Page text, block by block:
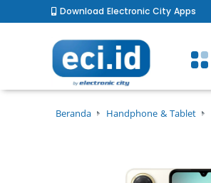
Download Electronic City Apps
Beranda Handphone & Tablet